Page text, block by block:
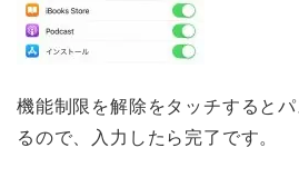
機能制限を解除をタッチすると
るので、入力したら完了です。